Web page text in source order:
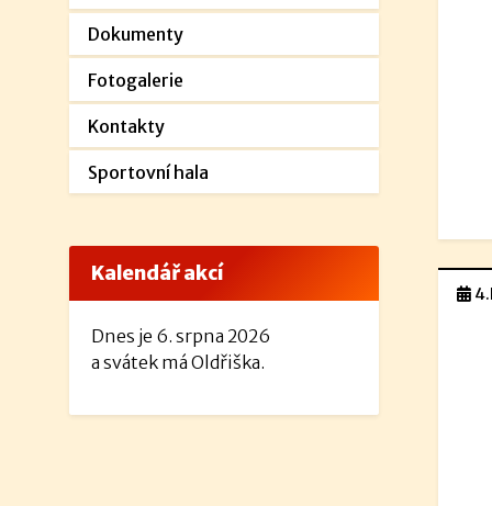
Dokumenty
Fotogalerie
Kontakty
Sportovní hala
Kalendář akcí
Dnes je 6. srpna 2026
a svátek má Oldřiška.